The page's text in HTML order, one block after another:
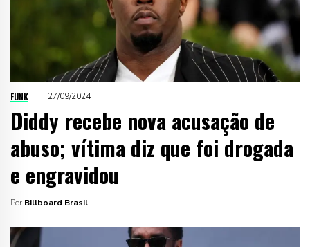
FUNK 27/09/2024
Diddy recebe nova acusação de
abuso; vítima diz que foi drogada
e engravidou
Por Billboard Brasil